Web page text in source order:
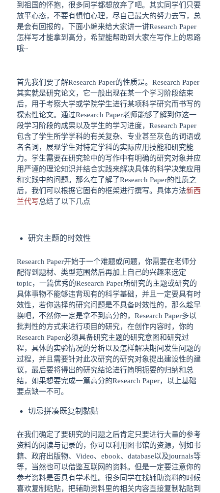
到祖国的怀抱，很多同学都想放弃了吧。其实同学们只要
放平心态，不要有惧怕心理，尽自己最大的努力去写，总
是会有回报的，下面小编来给大家讲一讲Research Paper
怎样写才能拿到高分，希望能帮助到大家在写作上的思路
哦~
首先我们要了解Research Paper的性质是。Research Paper
其实就是研究论文，它一般出现在某一个学习阶段结束
后，用于考察大学或学院学生进行某项科学研究而书写的
探索性论文。通过Research Paper老师能够了解到你这一
段学习阶段的成果以及学生的学习进度，Research Paper
包含了学生所学学科的有关复杂、专业甚至灰色的词语或
者名词，展现学生对特定学科的实际应用技能和研究能
力。学生需要在研究轮中的写作中有明确的研究对象并应
用严谨的理论知识并结合实践来解决具体的科学决策应用
和实践中的问题。那么在了解了Research Paper的性质之
后，我们可以根据它固有的框架进行撰写。具体方法新西
兰代写总结了以下几点
研究主题的时效性
Research Paper开始于一个难题或问题，你需要在老师分
配得到题材、类型范围然后再加上自己的兴趣来选定
topic，一篇优秀的Research Paper所研究的主题或研究的
具体事物不能够违背现有的科学基础，并且一定要具有时
效性，若你选择的研究问题是不具备时效性的，那么趁早
换吧，不然你一定是拿不到高分的，Research Paper多以
批判性的方式来进行项目的研究，在创作内容时，你的
Research Paper必须具备研究主题的研究意图和研究过
程，具体的实验情况的分析以及怎样解决期间发生问题的
过程，并且需要针对此次研究的研究对象提出建设性的建
议，最后要将得出的研究结论进行简明扼要的归纳和总
结，如果想要完成一篇高分的Research Paper，以上基础
要点缺一不可。
切忌拼凑既复制黏贴
在我们确定了要研究的问题之后肯定只要进行大量的参考
资料的阅读与记录的，你可以利用图书馆的资源，例如书
籍、政府出版物、Video、ebook、database以及journals等
等，当然也可以借鉴互联网的资料。但是一定要注意你的
参考资料是否具有学术性。很多同学在找辅助资料的时候
喜欢复制粘贴，把辅助资料里的相关内容直接复制粘贴到